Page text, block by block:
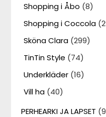
Shopping i Åbo (8)
Shopping i Coccola
Sköna Clara (299)
TinTin Style (74)
Underkläder (16)
Vill ha (40)
PERHEARKI JA LAPSET